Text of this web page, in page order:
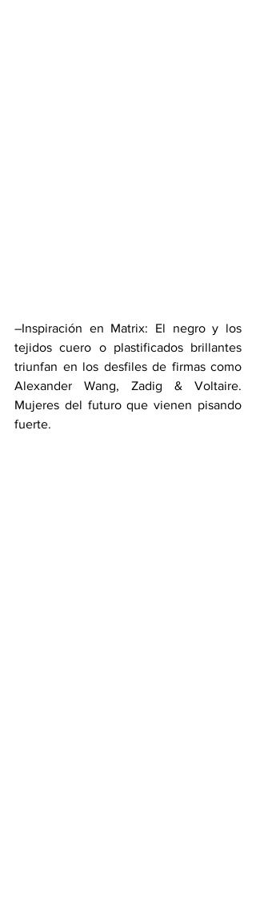
–Inspiración en Matrix: El negro y los
tejidos cuero o plastificados brillantes
triunfan en los desfiles de firmas como
Alexander Wang, Zadig & Voltaire.
Mujeres del futuro que vienen pisando
fuerte.